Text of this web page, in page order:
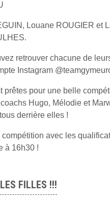
Louane ROUGIER et
retrouver chacune de
Instagram
prêtes pour une belle
Hugo, Mélodie et
derrière elles !
compétition avec les
à 16h30 !
FILLES !!!